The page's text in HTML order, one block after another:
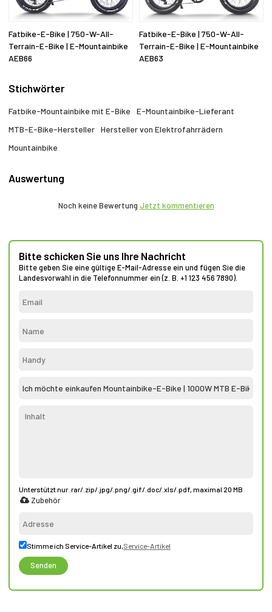
Fatbike-E-Bike | 750-W-All-
Terrain-E-Bike | E-Mountainbike
AEB66
Fatbike-E-Bike | 750-W-All-
Terrain-E-Bike | E-Mountainbike
AEB63
Stichwörter
Fatbike-Mountainbike mit E-Bike
E-Mountainbike-Lieferant
MTB-E-Bike-Hersteller
Hersteller von Elektrofahrrädern
Mountainbike
Auswertung
Noch keine Bewertung Jetzt kommentieren
Bitte schicken Sie uns Ihre Nachricht
Bitte geben Sie eine gültige E-Mail-Adresse ein und fügen Sie die
Landesvorwahl in die Telefonnummer ein (z. B. +1 123 456 7890).
Unterstützt nur .rar/.zip/.jpg/.png/.gif/.doc/.xls/.pdf, maximal 20 MB
Zubehör
Stimme ich Service-Artikel zu,Service-Artikel
Senden